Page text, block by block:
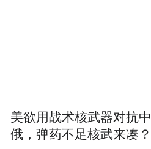
美欲用战术核武器对抗中
俄，弹药不足核武来凑？